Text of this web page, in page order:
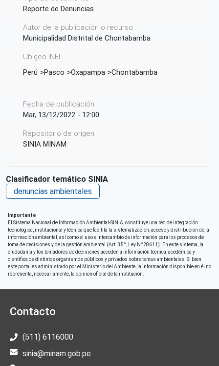
Reporte de Denuncias
Autor de la publicación o recurso
Municipalidad Distrital de Chontabamba
Ubigeo INEI
Perú
Pasco Oxapampa Chontabamba
Fecha de publicación
Mar, 13/12/2022 - 12:00
Repositorio de origen
SINIA MINAM
Clasificador temático SINIA
denuncias ambientales
Importante
El Sistema Nacional de Información Ambiental-SINIA, constituye una red de integración
tecnológica, institucional y técnica que facilita la sistematización, acceso y distribución de la
información ambiental, así como el uso e intercambio de información para los procesos de
toma de decisiones y de la gestión ambiental (Art. 35°, Ley N°28611). En este sistema, la
ciudadania y los tomadores de decisiones acceden a información técnica, acedémica y
científica de distintos organismos públicos y privados sobre temas ambientales. Si bien
este portal es administrado por el Ministerio del Ambiente, la información disponible en él no
representa, necesariamente, la opinion oficial de la institución.
Contacto
(511) 6116000
sinia@minam.gob.pe